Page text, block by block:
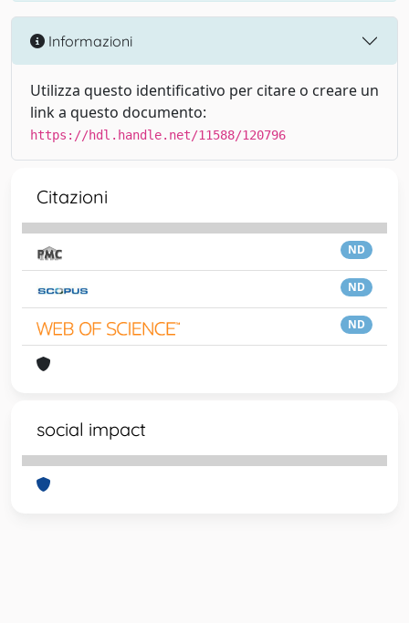
Informazioni
Utilizza questo identificativo per citare o creare un
link a questo documento:
https://hdl.handle.net/11588/120796
Citazioni
ND
ND
ND
social impact